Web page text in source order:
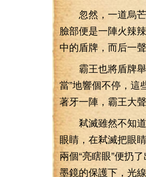
忽然，一道烏芒飛
臉部便是一陣火辣
中的盾牌，而后一
霸王也將盾牌舉
當”地響個不停，
著牙一陣，霸王大
弒滅雖然不知道
眼睛，在弒滅把眼
兩個“亮瞎眼”便扔
墨鏡的保護下，光